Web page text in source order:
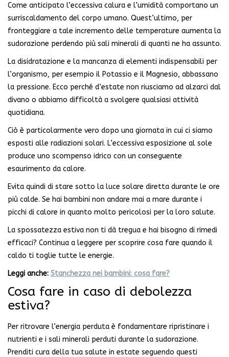
Come anticipato l’eccessiva calura e l’umidità comportano un
surriscaldamento del corpo umano. Quest’ultimo, per
fronteggiare a tale incremento delle temperature aumenta la
sudorazione perdendo più sali minerali di quanti ne ha assunto.
La disidratazione e la mancanza di elementi indispensabili per
l’organismo, per esempio il Potassio e il Magnesio, abbassano
la pressione. Ecco perché d’estate non riusciamo ad alzarci dal
divano o abbiamo difficoltà a svolgere qualsiasi attività
quotidiana.
Ciò è particolarmente vero dopo una giornata in cui ci siamo
esposti alle radiazioni solari. L’eccessiva esposizione al sole
produce uno scompenso idrico con un conseguente
esaurimento da calore.
Evita quindi di stare sotto la luce solare diretta durante le ore
più calde. Se hai bambini non andare mai a mare durante i
picchi di calore in quanto molto pericolosi per la loro salute.
La spossatezza estiva non ti dà tregua e hai bisogno di rimedi
efficaci? Continua a leggere per scoprire cosa fare quando il
caldo ti toglie tutte le energie.
Leggi anche: Stanchezza nei bambini: cosa fare?
Cosa fare in caso di debolezza
estiva?
Per ritrovare l’energia perduta è fondamentare ripristinare i
nutrienti e i sali minerali perduti durante la sudorazione.
Prenditi cura della tua salute in estate seguendo questi